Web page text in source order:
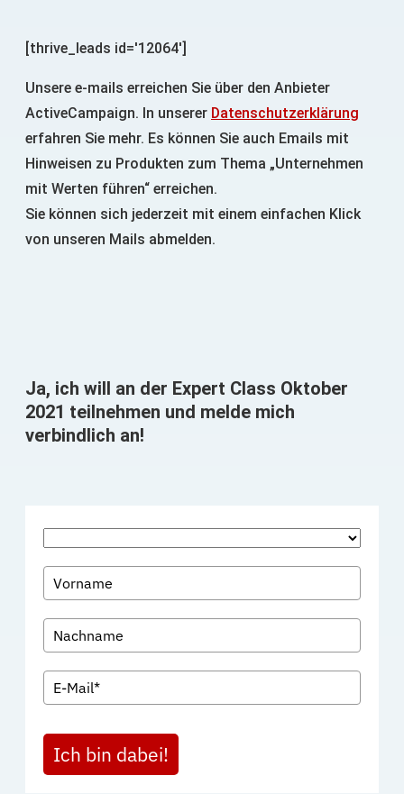
[thrive_leads id='12064']
Unsere e-mails erreichen Sie über den Anbieter
ActiveCampaign. In unserer Datenschutzerklärung
erfahren Sie mehr. Es können Sie auch Emails mit
Hinweisen zu Produkten zum Thema „Unternehmen
mit Werten führen“ erreichen.
Sie können sich jederzeit mit einem einfachen Klick
von unseren Mails abmelden.
Ja, ich will an der Expert Class Oktober
2021 teilnehmen und melde mich
verbindlich an!
Ich bin dabei!